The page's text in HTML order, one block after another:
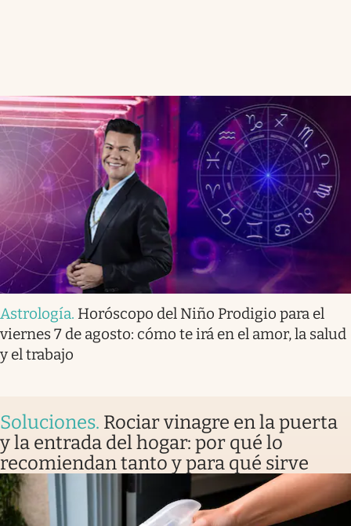
Astrología. Horóscopo del Niño Prodigio para el
viernes 7 de agosto: cómo te irá en el amor, la salud
y el trabajo
Soluciones. Rociar vinagre en la puerta
y la entrada del hogar: por qué lo
recomiendan tanto y para qué sirve